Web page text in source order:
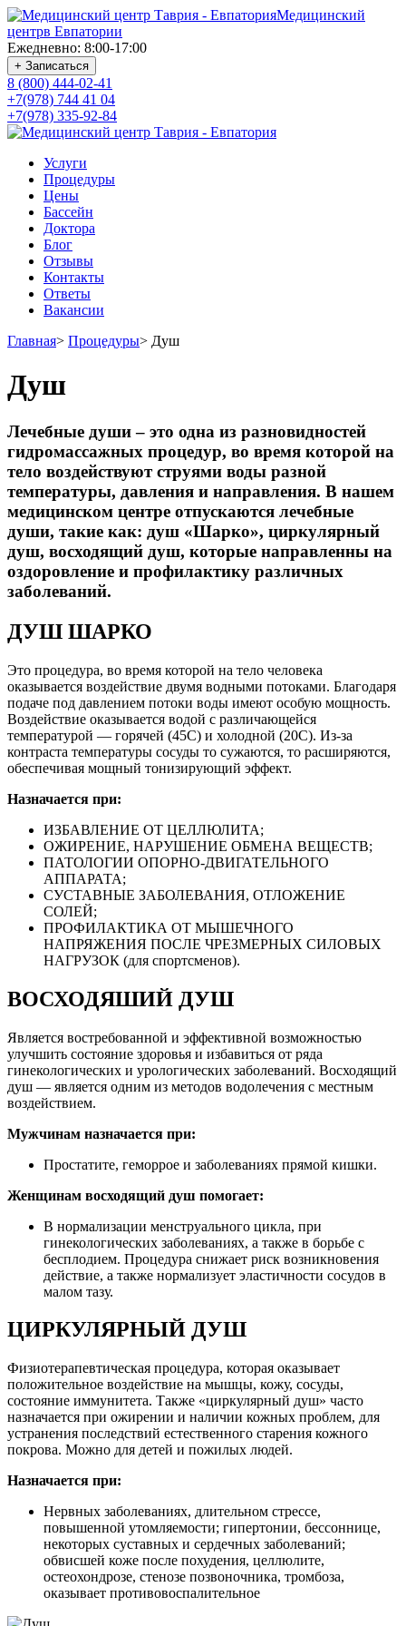
Медицинский
центрв Евпатории
Ежедневно: 8:00-17:00
+ Записаться
8 (800) 444-02-41
+7(978) 744 41 04
+7(978) 335-92-84
Услуги
Процедуры
Цены
Бассейн
Доктора
Блог
Отзывы
Контакты
Ответы
Вакансии
Главная> Процедуры> Душ
Душ
Лечебные души– это одна из разновидностей
гидромассажных процедур, во время которой на
тело воздействуют струями воды разной
температуры, давления и направления. В нашем
медицинском центре отпускаются лечебные
души, такие как: душ «Шарко», циркулярный
душ, восходящий душ, которые направленны на
оздоровление и профилактику различных
заболеваний.
ДУШ ШАРКО
Это процедура, во время которой на тело человека
оказывается воздействие двумя водными потоками. Благодаря
подаче под давлением потоки воды имеют особую мощность.
Воздействие оказывается водой с различающейся
температурой — горячей (45С) и холодной (20С). Из-за
контраста температуры сосуды то сужаются, то расширяются,
обеспечивая мощный тонизирующий эффект.
Назначается при:
ИЗБАВЛЕНИЕ ОТ ЦЕЛЛЮЛИТА;
ОЖИРЕНИЕ, НАРУШЕНИЕ ОБМЕНА ВЕЩЕСТВ;
ПАТОЛОГИИ ОПОРНО-ДВИГАТЕЛЬНОГО
АППАРАТА;
СУСТАВНЫЕ ЗАБОЛЕВАНИЯ, ОТЛОЖЕНИЕ
СОЛЕЙ;
ПРОФИЛАКТИКА ОТ МЫШЕЧНОГО
НАПРЯЖЕНИЯ ПОСЛЕ ЧРЕЗМЕРНЫХ СИЛОВЫХ
НАГРУЗОК (для спортсменов).
ВОСХОДЯШИЙ ДУШ
Является востребованной и эффективной возможностью
улучшить состояние здоровья и избавиться от ряда
гинекологических и урологических заболеваний. Восходящий
душ — является одним из методов водолечения с местным
воздействием.
Мужчинам назначается при:
Простатите, геморрое и заболеваниях прямой кишки.
Женщинам восходящий душ помогает:
В нормализации менструального цикла, при
гинекологических заболеваниях, а также в борьбе с
бесплодием. Процедура снижает риск возникновения
действие, а также нормализует эластичности сосудов в
малом тазу.
ЦИРКУЛЯРНЫЙ ДУШ
Физиотерапевтическая процедура, которая оказывает
положительное воздействие на мышцы, кожу, сосуды,
состояние иммунитета. Также «циркулярный душ» часто
назначается при ожирении и наличии кожных проблем, для
устранения последствий естественного старения кожного
покрова. Можно для детей и пожилых людей.
Назначается при:
Нервных заболеваниях, длительном стрессе,
повышенной утомляемости; гипертонии, бессоннице,
некоторых суставных и сердечных заболеваний;
обвисшей коже после похудения, целлюлите,
остеохондрозе, стенозе позвоночника, тромбоза,
оказывает противовоспалительное